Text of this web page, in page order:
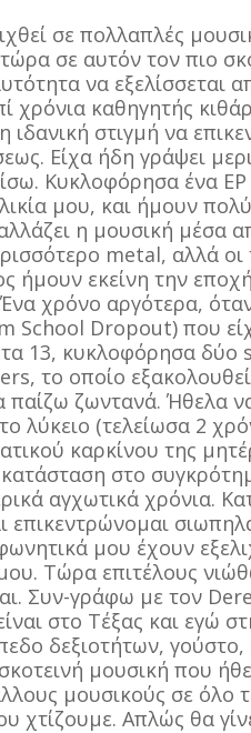
σε πολλαπλές
σε αυτόν τον πιο
να εξελίσσεται
χρόνια καθηγητής
ιδανική στιγμή να
Είχα ήδη γράψει
Κυκλοφόρησα ένα EP
μου, και ήμουν
η μουσική μέσα
metal, αλλά οι
εκείνη την εποχή
χρόνο αργότερα,
School Dropout) που
13, κυκλοφόρησα δύο
το οποίο
παίζω ζωντανά. Ήθελα
λύκειο (τελείωσα 2
καρκίνου της
κατάσταση στο
αγχωτικά χρόνια.
επικεντρώνομαι
μου έχουν
Τώρα επιτέλους
Συν-γράφω με τον
στο Τέξας και εγώ
δεξιοτήτων,
μουσική που
μουσικούς σε
Απλώς θα